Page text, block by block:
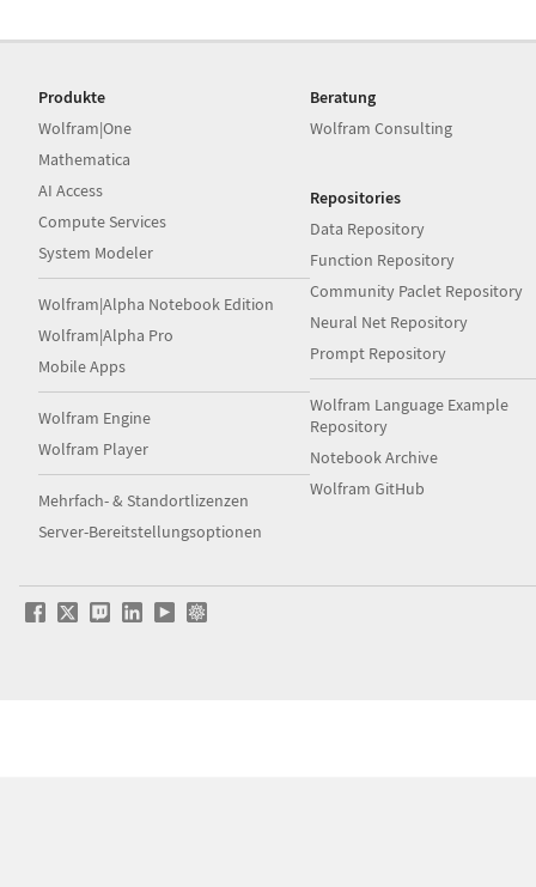
Produkte
Wolfram|One
Mathematica
AI Access
Compute Services
System Modeler
Wolfram|Alpha Notebook Edition
Wolfram|Alpha Pro
Mobile Apps
Wolfram Engine
Wolfram Player
Mehrfach- & Standortlizenzen
Server-Bereitstellungsoptionen
Beratung
Wolfram Consulting
Repositories
Data Repository
Function Repository
Community Paclet Repository
Neural Net Repository
Prompt Repository
Wolfram Language Example
Repository
Notebook Archive
Wolfram GitHub